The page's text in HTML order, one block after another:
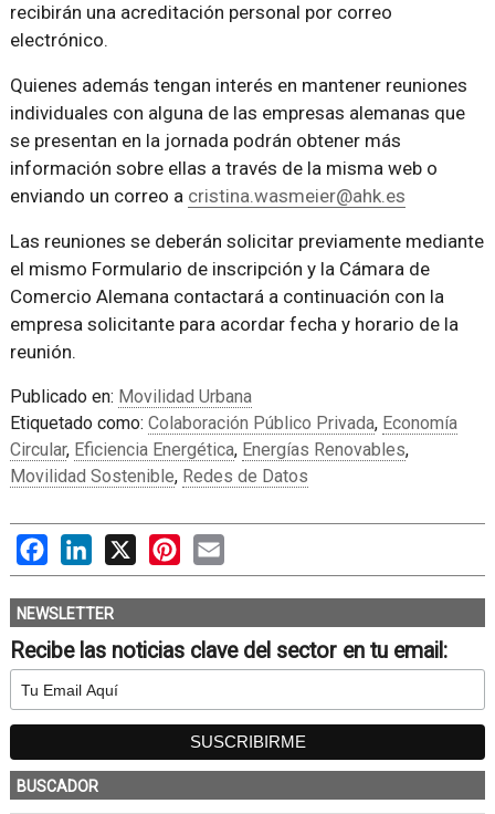
recibirán una acreditación personal por correo
electrónico.
Quienes además tengan interés en mantener reuniones
individuales con alguna de las empresas alemanas que
se presentan en la jornada podrán obtener más
información sobre ellas a través de la misma web o
enviando un correo a cristina.wasmeier@ahk.es
Las reuniones se deberán solicitar previamente mediante
el mismo Formulario de inscripción y la Cámara de
Comercio Alemana contactará a continuación con la
empresa solicitante para acordar fecha y horario de la
reunión.
Publicado en: Movilidad Urbana
Etiquetado como: Colaboración Público Privada, Economía
Circular, Eficiencia Energética, Energías Renovables,
Movilidad Sostenible, Redes de Datos
FacebookLinkedIn
X PinterestEmail
NEWSLETTER
Recibe las noticias clave del sector en tu email:
BUSCADOR